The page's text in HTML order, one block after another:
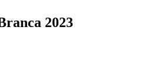
2023